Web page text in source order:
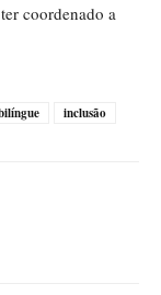
coordenado a
inclusão